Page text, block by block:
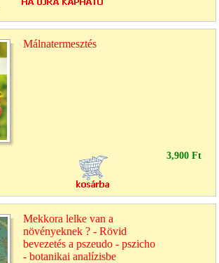
Málnatermesztés
3,900 Ft
Mekkora lelke van a
növényeknek ? - Rövid
bevezetés a pszeudo - pszicho
- botanikai analízisbe